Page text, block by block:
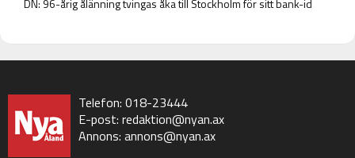
DN: 96-årig ålänning tvingas åka till Stockholm för sitt bank-id
Telefon: 018-23444
E-post: redaktion@nyan.ax
Annons: annons@nyan.ax